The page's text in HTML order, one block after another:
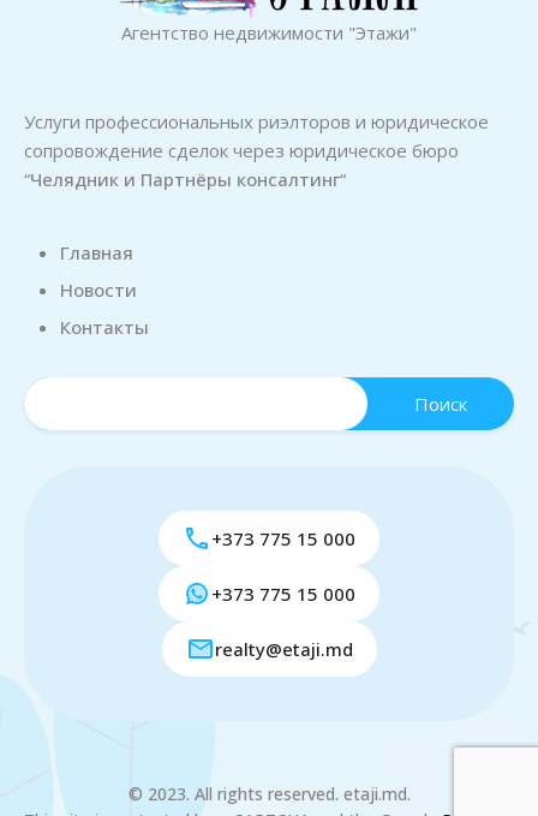
Агентство недвижимости "Этажи"
Услуги профессиональных риэлторов и юридическое
сопровождение сделок через юридическое бюро
“Челядник и Партнёры консалтинг“
Главная
Новости
Контакты
+373 775 15 000
+373 775 15 000
realty@etaji.md
© 2023. All rights reserved. etaji.md.